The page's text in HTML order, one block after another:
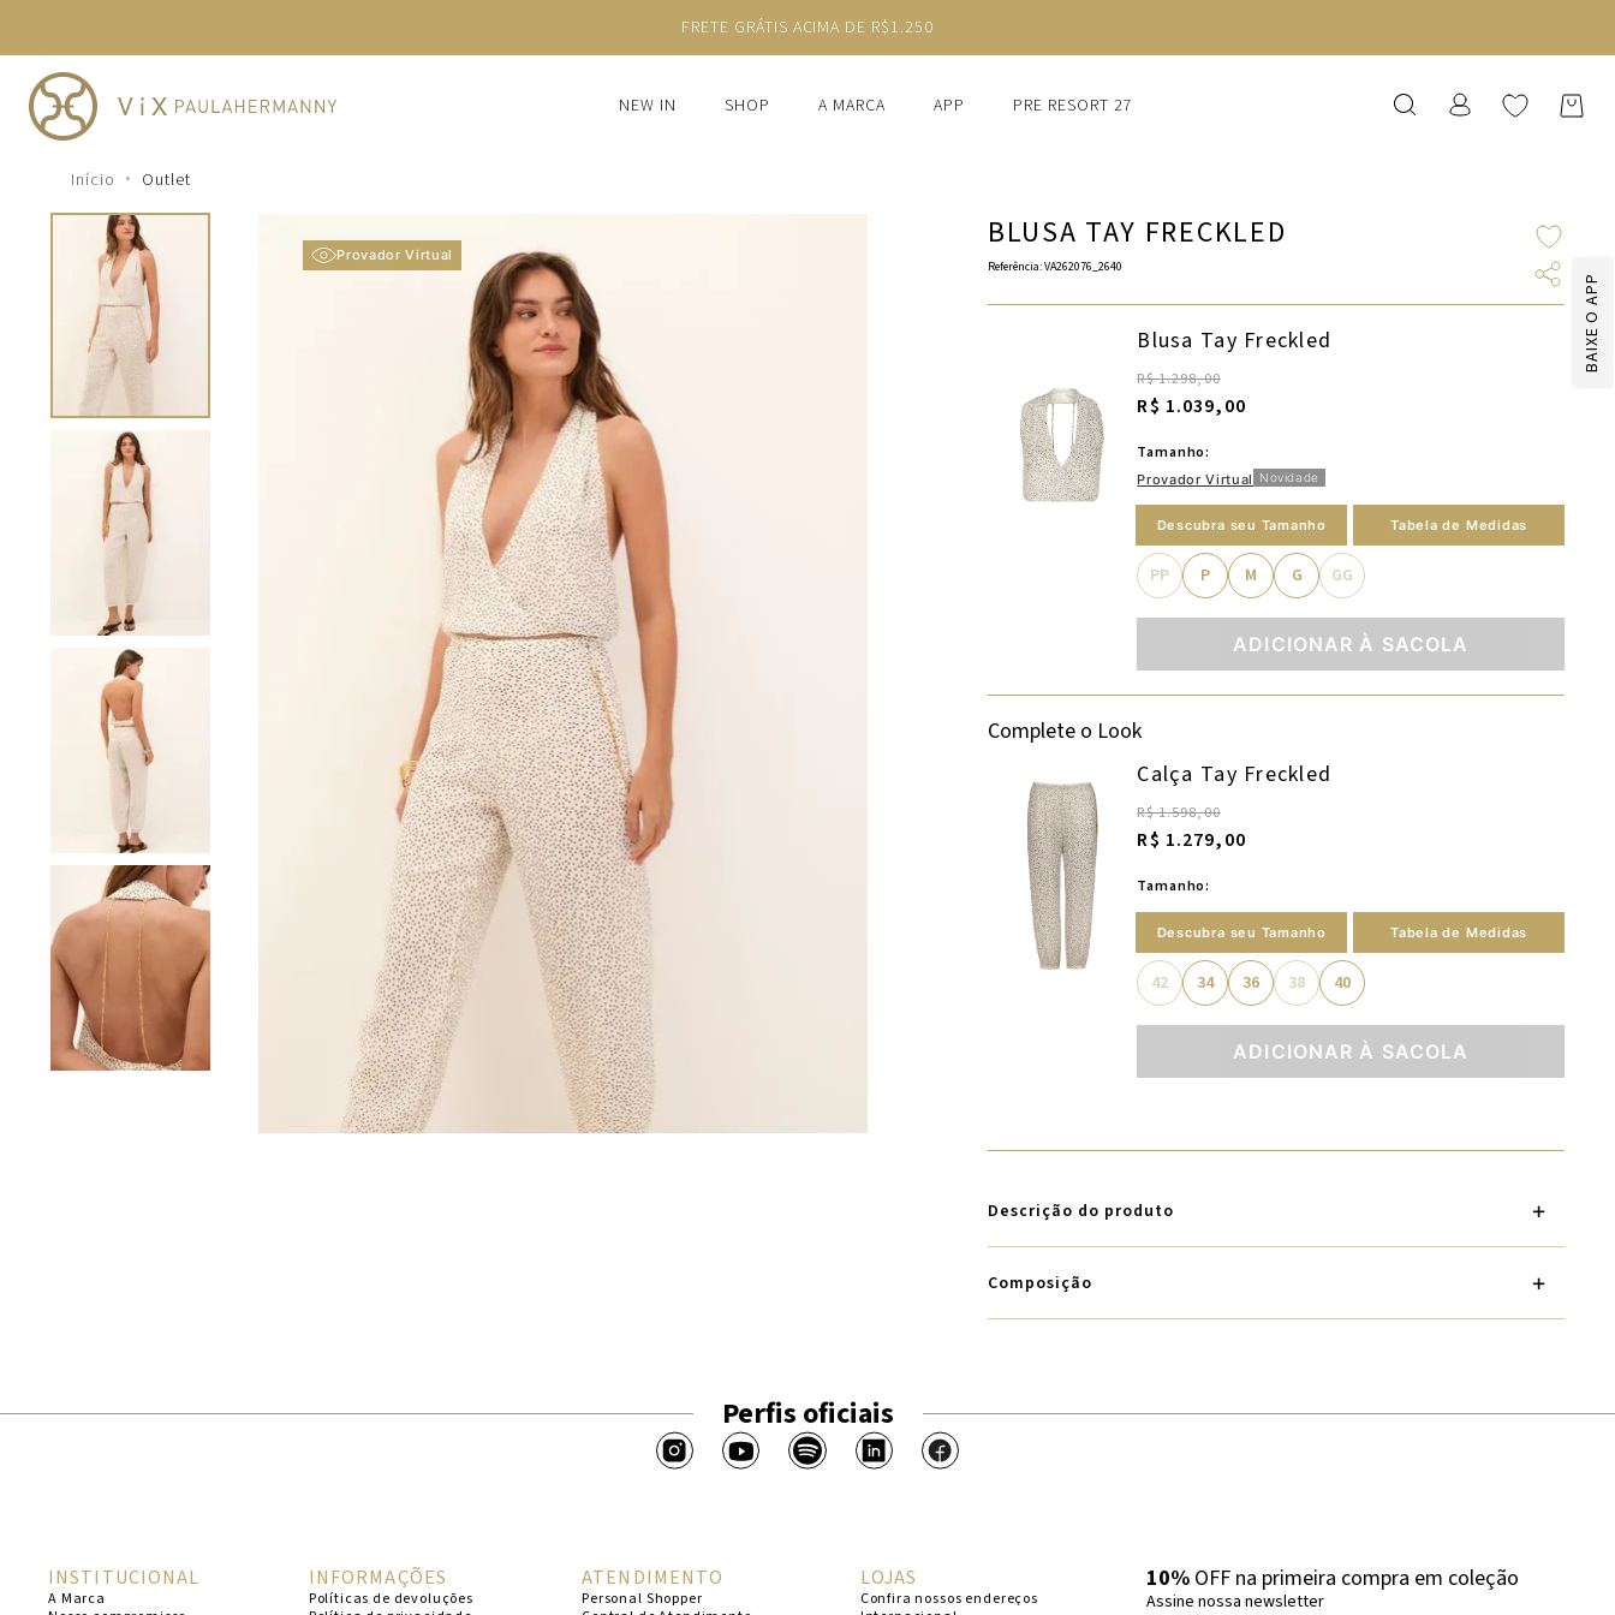
BAIXE O APP
FRETE GRÁTIS ACIMA DE R$1.250
NEW IN SHOP A MARCA APP PRE RESORT 27
Outlet
Provador Virtual
BLUSA TAY FRECKLED
Referência:VA262076_2640
Blusa Tay Freckled
R$ 1.298,00
R$ 1.039,00
Tamanho:
Provador Virtual Novidade
Descubra seu Tamanho Tabela de Medidas
PP P M G GG
ADICIONAR À SACOLA
Complete o Look
Calça Tay Freckled
R$ 1.598,00
R$ 1.279,00
Tamanho:
Descubra seu Tamanho Tabela de Medidas
42 34 36 38 40
ADICIONAR À SACOLA
Descrição do produto
Composição
Perfis oficiais
INSTITUCIONAL
A Marca
INFORMAÇÕES
Políticas de devoluções
ATENDIMENTO
Personal Shopper
LOJAS
Confira nossos endereços
10%OFF na primeira compra em coleção
Assine nossa newsletter
cheeky
2º
vestido
calcinha
vestido curto
saida
verde